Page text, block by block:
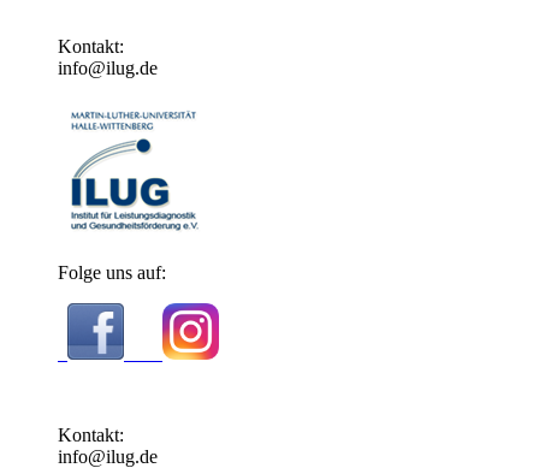
Kontakt:
info@ilug.de
Folge uns auf:
Kontakt:
info@ilug.de